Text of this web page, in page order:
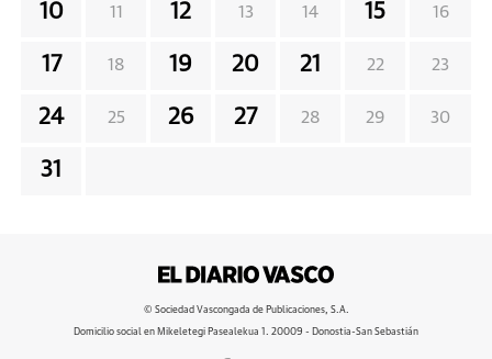
10 11 12 13 14 15 16
17 18 19 20 21 22 23
24 25 26 27 28 29 30
31
© Sociedad Vascongada de Publicaciones, S.A.
Domicilio social en Mikeletegi Pasealekua 1. 20009 - Donostia-San Sebastián